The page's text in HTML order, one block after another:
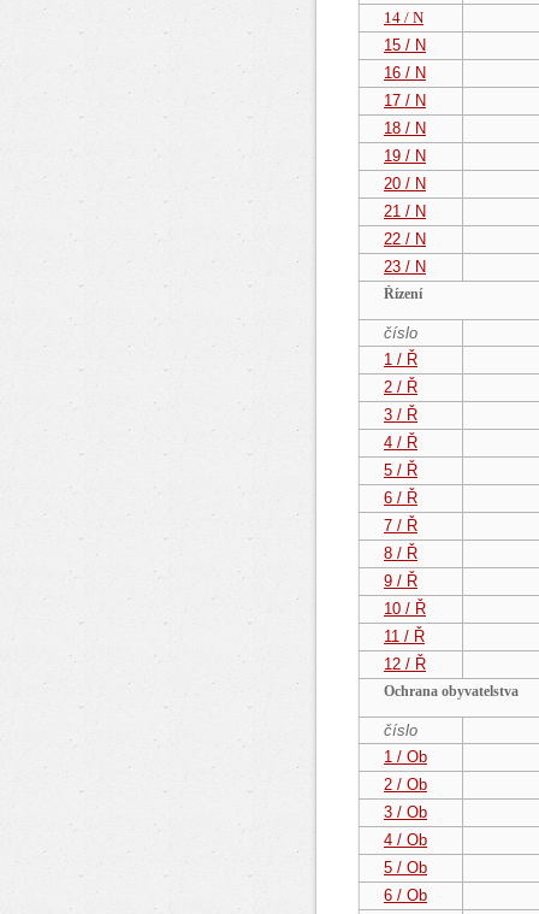
14 / N
15 / N
16 / N
17 / N
18 / N
19 / N
20 / N
21 / N
22 / N
23 / N
Řízení
číslo
1 / Ř
2 / Ř
3 / Ř
4 / Ř
5 / Ř
6 / Ř
7 / Ř
8 / Ř
9 / Ř
10 / Ř
11 / Ř
12 / Ř
Ochrana obyvatelstva
číslo
1 / Ob
2 / Ob
3 / Ob
4 / Ob
5 / Ob
6 / Ob